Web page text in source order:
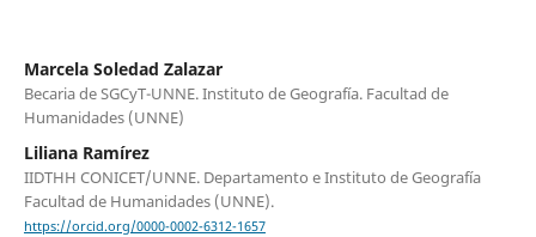
Marcela Soledad Zalazar
Becaria de SGCyT-UNNE. Instituto de Geografía. Facultad de
Humanidades (UNNE)
Liliana Ramírez
IIDTHH CONICET/UNNE. Departamento e Instituto de Geografía
Facultad de Humanidades (UNNE).
https://orcid.org/0000-0002-6312-1657